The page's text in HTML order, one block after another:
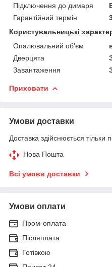
Підключення до димаря
Гарантійний термін
Користувальницькі
Опалювальний об'єм
Дверцята
Завантаження
Приховати
Умови доставки
Доставка здійснюється тільки
Нова Пошта
Всі умови доставки
Умови оплати
Пром-оплата
Післяплата
Готівкою